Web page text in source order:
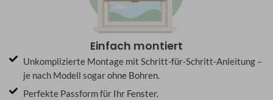
Einfach montiert
Unkomplizierte Montage mit Schritt-für-Schritt-Anleitung –
je nach Modell sogar ohne Bohren.
Perfekte Passform für Ihr Fenster.